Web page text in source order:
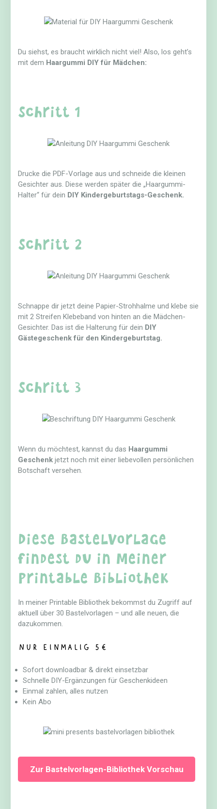
Du siehst, es braucht wirklich nicht viel! Also, los geht’s
mit dem Haargummi DIY für Mädchen:
Schritt 1
Drucke die PDF-Vorlage aus und schneide die kleinen
Gesichter aus. Diese werden später die „Haargummi-
Halter“ für dein DIY Kindergeburtstags-Geschenk.
Schritt 2
Schnappe dir jetzt deine Papier-Strohhalme und klebe sie
mit 2 Streifen Klebeband von hinten an die Mädchen-
Gesichter. Das ist die Halterung für dein DIY
Gästegeschenk für den Kindergeburtstag.
Schritt 3
Wenn du möchtest, kannst du das Haargummi
Geschenk jetzt noch mit einer liebevollen persönlichen
Botschaft versehen.
Diese Bastelvorlage
findest du in meiner
Printable Bibliothek
In meiner Printable Bibliothek bekommst du Zugriff auf
aktuell über 30 Bastelvorlagen – und alle neuen, die
dazukommen.
Nur einmalig 5€
Sofort downloadbar & direkt einsetzbar
Schnelle DIY-Ergänzungen für Geschenkideen
Einmal zahlen, alles nutzen
Kein Abo
Zur Bastelvorlagen-Bibliothek Vorschau